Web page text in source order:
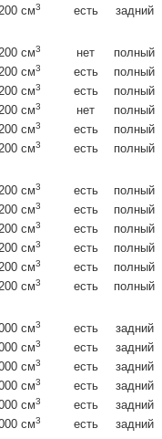
см3 есть задний
см3 нет
полный
см3 есть
полный
см3 есть
полный
см3 нет
полный
см3 есть
полный
см3 есть полный
см3 есть
полный
см3 есть
полный
см3 есть
полный
см3 есть
полный
см3 есть
полный
см3 есть полный
см3 есть
задний
см3 есть
задний
см3 есть
задний
см3 есть
задний
см3 есть
задний
см3 есть задний